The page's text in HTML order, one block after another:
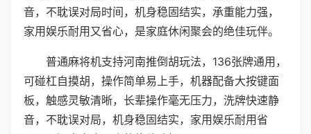
音，不耽误对局时间，机身稳固结实，承重能力强，
家用娱乐耐用又省心，是家庭休闲聚会的绝佳玩伴。
普通麻将机支持河南推倒胡玩法，136张牌通用，
可碰杠自摸胡，操作简单易上手，机器配备大按键面
板，触感灵敏清晰，长辈操作毫无压力，洗牌快速静
音，不耽误对局，机身稳固结实，家用娱乐耐用省